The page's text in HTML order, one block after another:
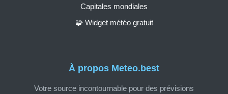
À propos Meteo.best
Votre source incontournable pour des prévisions
Capitales mondiales
🧩 Widget météo gratuit